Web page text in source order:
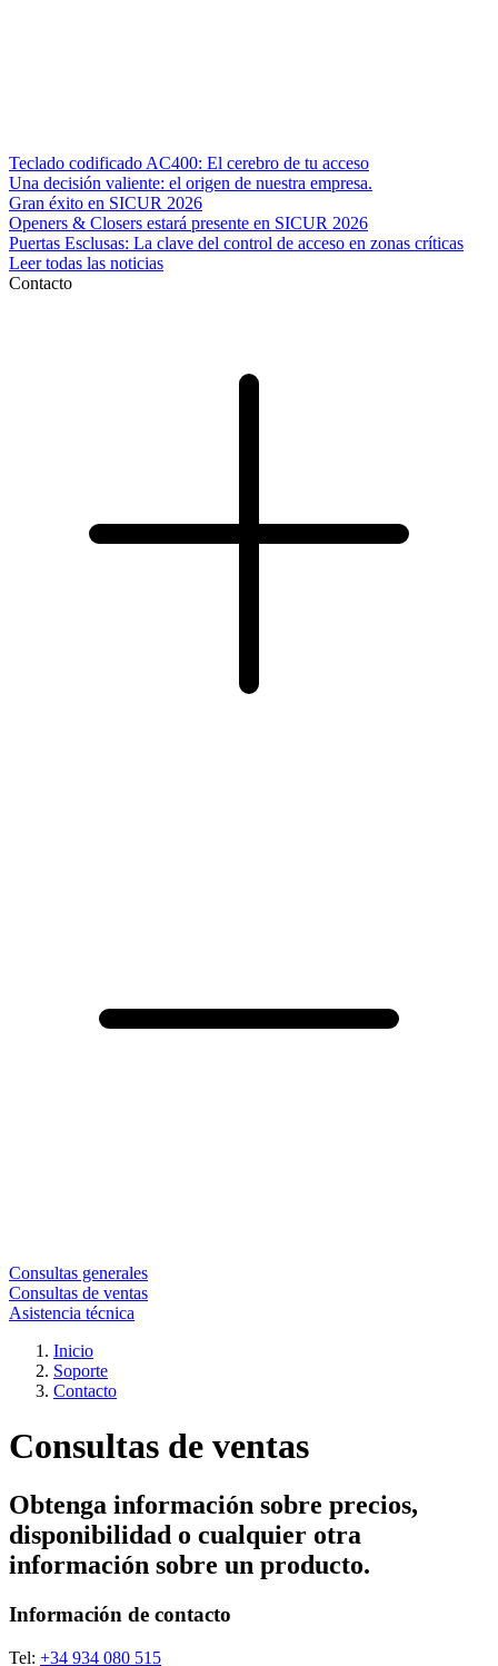
Teclado codificado AC400: El cerebro de tu acceso
Una decisión valiente: el origen de nuestra empresa.
Gran éxito en SICUR 2026
Openers & Closers estará presente en SICUR 2026
Puertas Esclusas: La clave del control de acceso en zonas críticas
Leer todas las noticias
Contacto
Consultas generales
Consultas de ventas
Asistencia técnica
Inicio
Soporte
Contacto
Consultas de ventas
Obtenga información sobre precios,
disponibilidad o cualquier otra
información sobre un producto.
Información de contacto
Tel: +34 934 080 515